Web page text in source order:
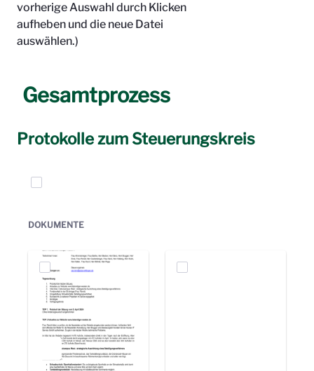
vorherige Auswahl durch Klicken
aufheben und die neue Datei
auswählen.)
Gesamtprozess
Protokolle zum Steuerungskreis
Elemente auswählen
DOKUMENTE